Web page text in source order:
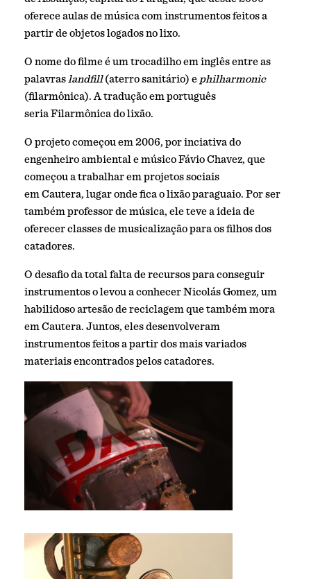
oferece aulas de música com instrumentos feitos a
partir de objetos logados no lixo.
O nome do filme é um trocadilho em inglês entre as
palavras landfill(aterro sanitário) e philharmonic
(filarmônica). A tradução em português
seria Filarmônica do lixão.
O projeto começou em 2006, por inciativa do
engenheiro ambiental e músico Fávio Chavez, que
começou a trabalhar em projetos sociais
em Cautera, lugar onde fica o lixão paraguaio. Por ser
também professor de música, ele teve a ideia de
oferecer classes de musicalização para os filhos dos
catadores.
O desafio da total falta de recursos para conseguir
instrumentos o levou a conhecer Nicolás Gomez, um
habilidoso artesão de reciclagem que também mora
em Cautera. Juntos, eles desenvolveram
instrumentos feitos a partir dos mais variados
materiais encontrados pelos catadores.